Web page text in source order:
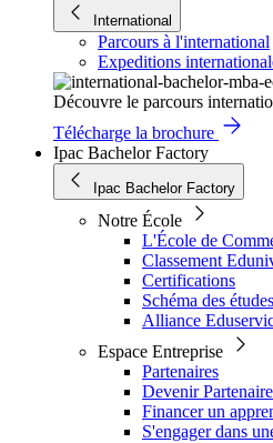
International
Parcours à l'international
Expeditions
Découvre le parcours
Télécharge la brochure
Ipac Bachelor Factory
Ipac Bachelor Factory
Notre École
L'École de
Classement
Certifications
Schéma des études
Alliance
Espace Entreprise
Partenaires
Devenir Partenaire
Financer un
S'engager dans